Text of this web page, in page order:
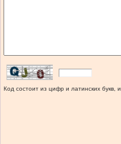
Код состоит из цифр и латинских букв,